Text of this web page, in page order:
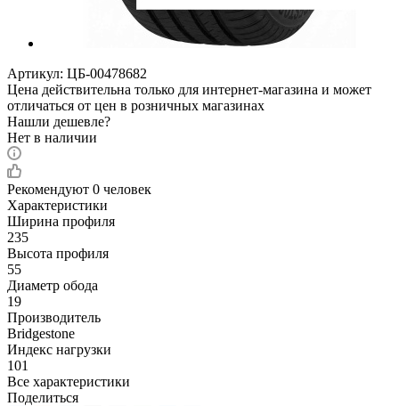
Артикул: ЦБ-00478682
Цена действительна только для интернет-магазина и может
отличаться от цен в розничных магазинах
Нашли дешевле?
Нет в наличии
Рекомендуют 0 человек
Характеристики
Ширина профиля
235
Высота профиля
55
Диаметр обода
19
Производитель
Bridgestone
Индекс нагрузки
101
Все характеристики
Поделиться